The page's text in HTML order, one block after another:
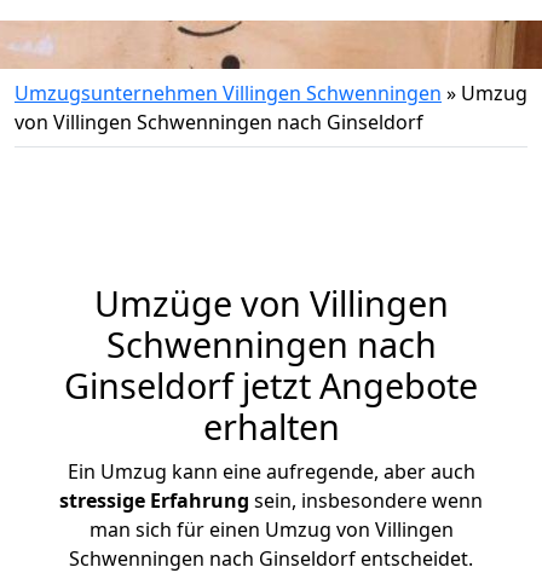
Umzugsunternehmen Villingen Schwenningen » Umzug
von Villingen Schwenningen nach Ginseldorf
Umzüge von Villingen
Schwenningen nach
Ginseldorf jetzt Angebote
erhalten
Ein Umzug kann eine aufregende, aber auch
stressige Erfahrung sein, insbesondere wenn
man sich für einen Umzug von Villingen
Schwenningen nach Ginseldorf entscheidet.